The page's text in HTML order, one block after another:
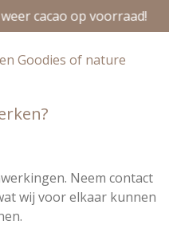
Goodies of nature
cacao op voorraad!
Neem contact
wij voor elkaar kunnen